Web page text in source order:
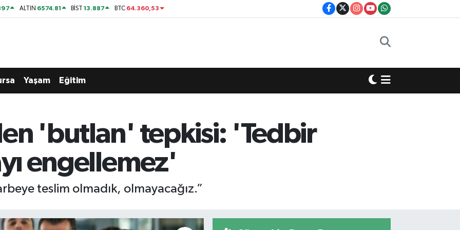
ALTIN 6574.81 BİST13.887 BTC 64.360,53
Yaşam Eğitim
'butlan' tepkisi: 'Tedbir
engellemez'
teslim olmadık, olmayacağız.”